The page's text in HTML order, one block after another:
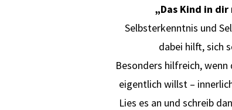
„Das Kind in
Selbsterkenntnis und
dabei hilft, sich
Besonders hilfreich,
eigentlich willst –
Lies es an und schreib